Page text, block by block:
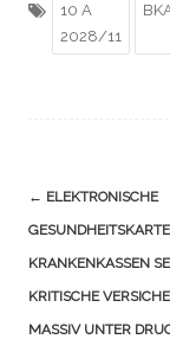
10 A
2028/11
Navigation
(Beiträge)
← ELEKTRONISCHE
KRANKENKASSEN
KRITISCHE
MASSIV UNTER